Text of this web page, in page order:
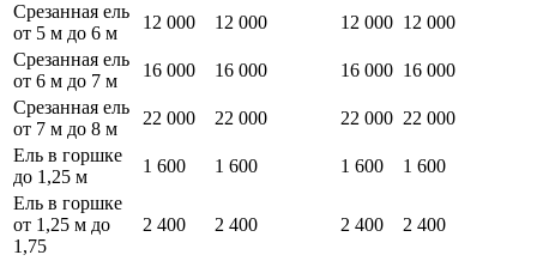
Срезанная ель
от 5 м до 6 м
12 000 12 000 12 000 12 000
Срезанная ель
от 6 м до 7 м
16 000 16 000 16 000 16 000
Срезанная ель
от 7 м до 8 м
22 000 22 000 22 000 22 000
Ель в горшке
до 1,25 м
1 600 1 600 1 600
1 600
Ель в горшке
от 1,25 м до
1,75
2 400 2 400 2 400 2 400